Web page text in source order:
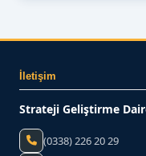
İletişim
Strateji Geliştirme
(0338) 226 20 29